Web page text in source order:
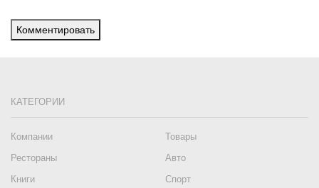
Комментировать
КАТЕГОРИИ
Компании
Товары
Рестораны
Авто
Книги
Спорт